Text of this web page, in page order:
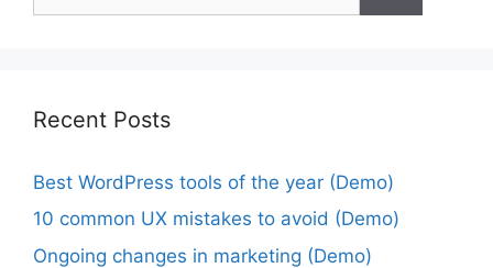
Recent Posts
Best WordPress tools of the year (Demo)
10 common UX mistakes to avoid (Demo)
Ongoing changes in marketing (Demo)